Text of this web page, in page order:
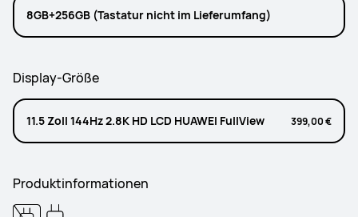
8GB+256GB (Tastatur nicht im Lieferumfang)
Display-Größe
11.5 Zoll 144Hz 2.8K HD LCD HUAWEI FullView 399,00 €
Produktinformationen